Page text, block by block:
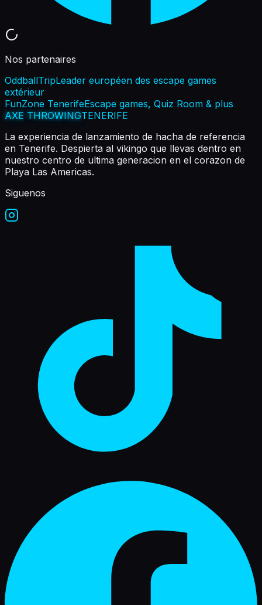
Nos partenaires
OddballTripLeader européen des escape games
extérieur
FunZone TenerifeEscape games, Quiz Room & plus
AXE THROWINGTENERIFE
La experiencia de lanzamiento de hacha de referencia
en Tenerife. Despierta al vikingo que llevas dentro en
nuestro centro de ultima generacion en el corazon de
Playa Las Americas.
Siguenos